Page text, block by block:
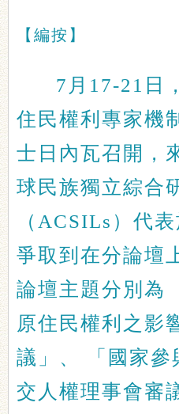
【編按】
7月17-21日
住民權利專家機
士日內瓦召開，
球民族獨立綜合
（ACSILs）代
爭取到在分論壇
論壇主題分別為
原住民權利之影
議」、 「國家參
交人權理事會審